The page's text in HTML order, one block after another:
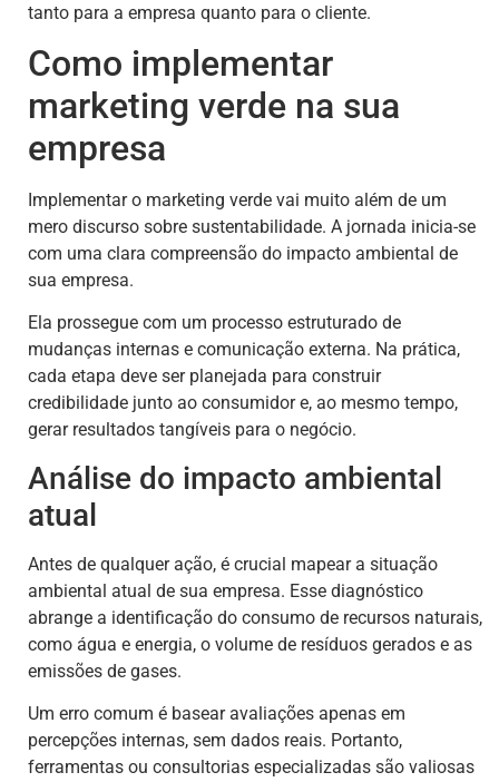
tanto para a empresa quanto para o cliente.
Como implementar
marketing verde na sua
empresa
Implementar o marketing verde vai muito além de um
mero discurso sobre sustentabilidade. A jornada inicia-se
com uma clara compreensão do impacto ambiental de
sua empresa.
Ela prossegue com um processo estruturado de
mudanças internas e comunicação externa. Na prática,
cada etapa deve ser planejada para construir
credibilidade junto ao consumidor e, ao mesmo tempo,
gerar resultados tangíveis para o negócio.
Análise do impacto ambiental
atual
Antes de qualquer ação, é crucial mapear a situação
ambiental atual de sua empresa. Esse diagnóstico
abrange a identificação do consumo de recursos naturais,
como água e energia, o volume de resíduos gerados e as
emissões de gases.
Um erro comum é basear avaliações apenas em
percepções internas, sem dados reais. Portanto,
ferramentas ou consultorias especializadas são valiosas